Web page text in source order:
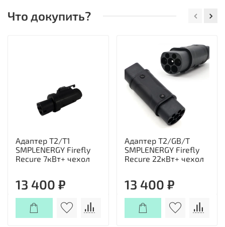
Что докупить?
Адаптер Т2/T1
SMPLENERGY Firefly
Recure 7кВт+ чехол
13 400 ₽
Адаптер Т2/GB/T
SMPLENERGY Firefly
Recure 22кВт+ чехол
13 400 ₽